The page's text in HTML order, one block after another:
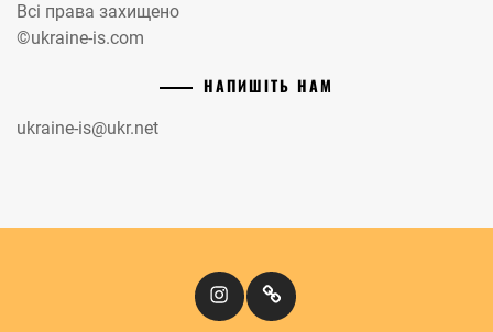
Всі права захищено
©ukraine-is.com
НАПИШІТЬ НАМ
ukraine-is@ukr.net
InstagramКіномандри